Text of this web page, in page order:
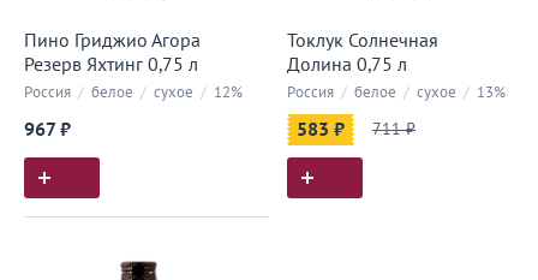
Пино Гриджио Агора
Резерв Яхтинг 0,75 л
Россия / белое / сухое / 12%
967 ₽
Токлук Солнечная
Долина 0,75 л
Россия / белое / сухое / 13%
583 ₽ 711 ₽